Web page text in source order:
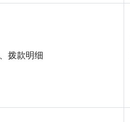
拨款明细